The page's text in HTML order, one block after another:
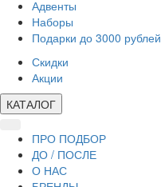
Адвенты
Наборы
Подарки до 3000 рублей
Скидки
Акции
КАТАЛОГ
ПРО ПОДБОР
ДО / ПОСЛЕ
О НАС